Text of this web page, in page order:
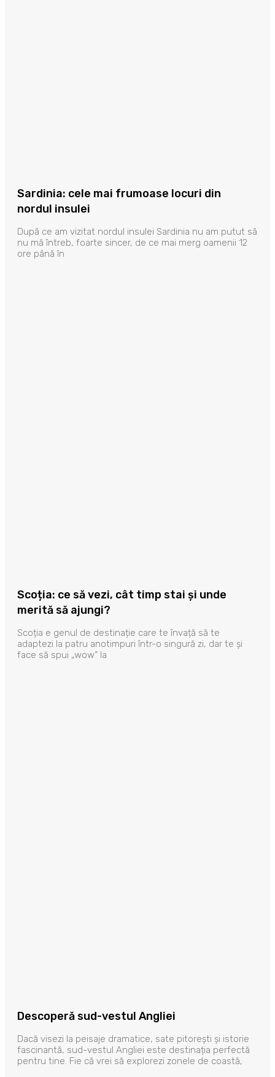
Sardinia: cele mai frumoase locuri din
nordul insulei
După ce am vizitat nordul insulei Sardinia nu am putut să
nu mă întreb, foarte sincer, de ce mai merg oamenii 12
ore până în
Scoția: ce să vezi, cât timp stai și unde
merită să ajungi?
Scoția e genul de destinație care te învață să te
adaptezi la patru anotimpuri într-o singură zi, dar te și
face să spui „wow” la
Descoperă sud-vestul Angliei
Dacă visezi la peisaje dramatice, sate pitorești și istorie
fascinantă, sud-vestul Angliei este destinația perfectă
pentru tine. Fie că vrei să explorezi zonele de coastă,